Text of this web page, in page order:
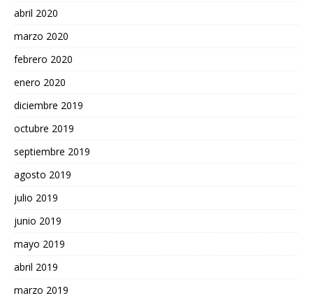
abril 2020
marzo 2020
febrero 2020
enero 2020
diciembre 2019
octubre 2019
septiembre 2019
agosto 2019
julio 2019
junio 2019
mayo 2019
abril 2019
marzo 2019